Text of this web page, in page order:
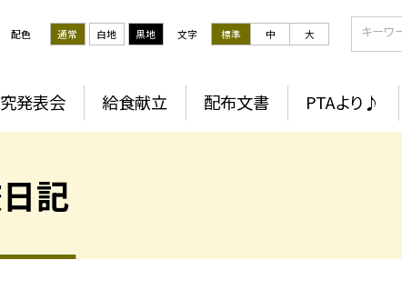
配色 通常 白地 黒地 文字 標準 中 大
発表会 給食献立 配布文書 PTAより♪
記